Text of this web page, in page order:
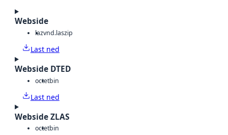
Webside
lazvnd.laszip
Last ned
Webside DTED
octetbin
Last ned
Webside ZLAS
octetbin